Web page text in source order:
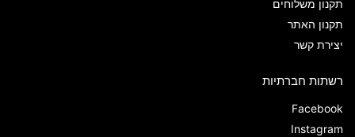
תקנון משלוחים
תקנון האתר
יצירת קשר
רשתות חברתיות
Facebook
Instagram